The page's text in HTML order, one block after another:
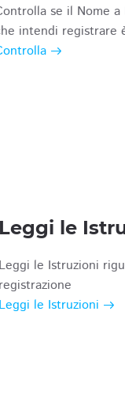
se il Nome a
intendi registrare
Leggi le
Leggi le Istruzioni
registrazione
Leggi le Istruzioni